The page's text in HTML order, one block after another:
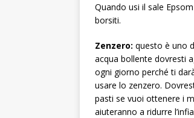
Quando usi il sale
borsiti.
Zenzero: questo è uno
acqua bollente dovresti
ogni giorno perché ti
usare lo zenzero.
pasti se vuoi ottenere i
aiuteranno a ridurre